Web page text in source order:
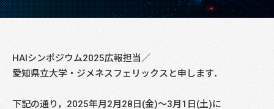
HAIシンポジウム2025広報担当／
愛知県立大学・ジメネスフェリックスと申します．
下記の通り，2025年月2月28日(金)～3月1日(土)に